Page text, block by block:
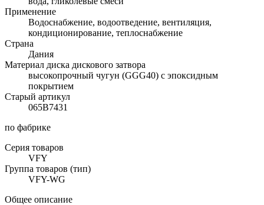
Применение
Водоснабжение, водоотведение, вентиляция,
кондиционирование, теплоснабжение
Страна
Дания
Материал диска дискового затвора
высокопрочный чугун (GGG40) с эпоксидным
покрытием
Старый артикул
065B7431
по фабрике
Серия товаров
VFY
Группа товаров (тип)
VFY-WG
Общее описание